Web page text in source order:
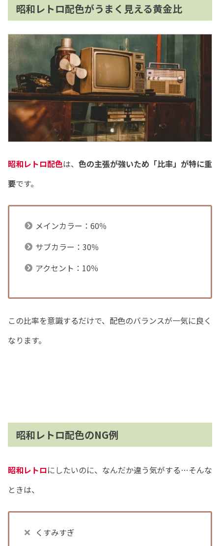
昭和レトロ配色がうまく見える黄金比
昭和レトロ配色は、 色の主張が強いため「比率」が特に重
要です。
メインカラー：60％
サブカラー：30％
アクセント：10％
この比率を意識するだけで、配色のバランスが一気に良く
なります。
昭和レトロ配色のNG例
昭和レトロにしたいのに、なんだか違う気がする…そんな
ときは、
くすみすぎ